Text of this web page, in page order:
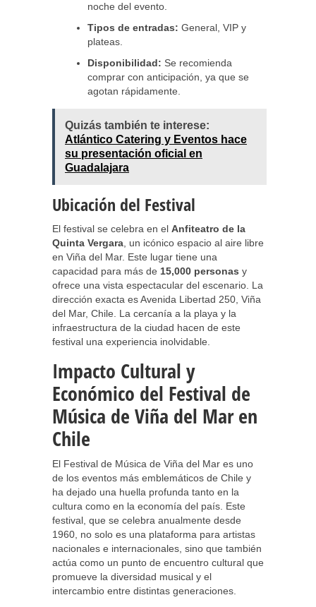
noche del evento.
Tipos de entradas: General, VIP y
plateas.
Disponibilidad: Se recomienda
comprar con anticipación, ya que se
agotan rápidamente.
Quizás también te interese:
Atlántico Catering y Eventos hace
su presentación oficial en
Guadalajara
Ubicación del Festival
El festival se celebra en el Anfiteatro de la
Quinta Vergara , un icónico espacio al aire libre
en Viña del Mar. Este lugar tiene una
capacidad para más de 15,000 personas y
ofrece una vista espectacular del escenario. La
dirección exacta es Avenida Libertad 250, Viña
del Mar, Chile. La cercanía a la playa y la
infraestructura de la ciudad hacen de este
festival una experiencia inolvidable.
Impacto Cultural y
Económico del Festival de
Música de Viña del Mar en
Chile
El Festival de Música de Viña del Mar es uno
de los eventos más emblemáticos de Chile y
ha dejado una huella profunda tanto en la
cultura como en la economía del país. Este
festival, que se celebra anualmente desde
1960, no solo es una plataforma para artistas
nacionales e internacionales, sino que también
actúa como un punto de encuentro cultural que
promueve la diversidad musical y el
intercambio entre distintas generaciones.